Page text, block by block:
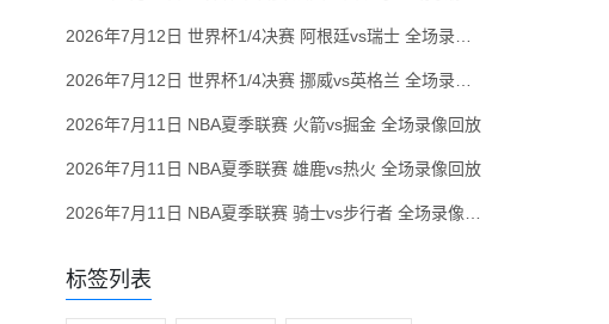
2026年7月12日 世界杯1/4决赛 阿根廷vs瑞士 全场录像回放
2026年7月12日 世界杯1/4决赛 挪威vs英格兰 全场录像回放
2026年7月11日 NBA夏季联赛 火箭vs掘金 全场录像回放
2026年7月11日 NBA夏季联赛 雄鹿vs热火 全场录像回放
标签列表